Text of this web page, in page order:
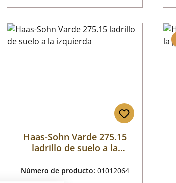
Haas-Sohn Varde 275.15
ladrillo de suelo a la
Número de producto: 01012064